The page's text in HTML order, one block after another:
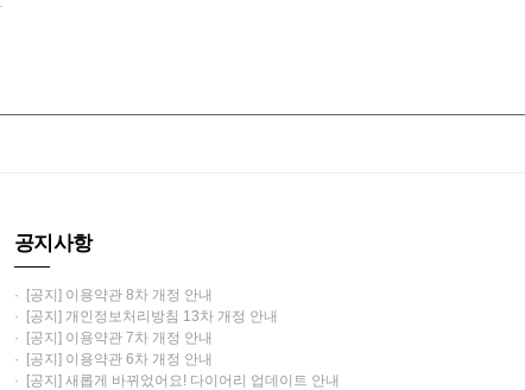
공지사항
· [공지] 이용약관 8차 개정 안내
· [공지] 개인정보처리방침 13차 개정 안내
· [공지] 이용약관 7차 개정 안내
· [공지] 이용약관 6차 개정 안내
· [공지] 새롭게 바뀌었어요! 다이어리 업데이트 안내